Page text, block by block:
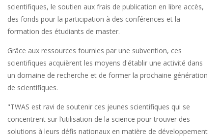
scientifiques, le soutien aux frais de publication en libre accès,
des fonds pour la participation à des conférences et la
formation des étudiants de master.
Grâce aux ressources fournies par une subvention, ces
scientifiques acquièrent les moyens d'établir une activité dans
un domaine de recherche et de former la prochaine génération
de scientifiques.
"TWAS est ravi de soutenir ces jeunes scientifiques qui se
concentrent sur l’utilisation de la science pour trouver des
solutions à leurs défis nationaux en matière de développement